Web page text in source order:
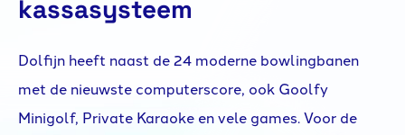
kassasysteem
Dolfijn heeft naast de 24 moderne bowlingbanen
met de nieuwste computerscore, ook Goolfy
Minigolf, Private Karaoke en vele games. Voor de